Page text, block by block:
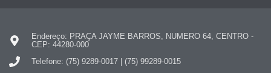
Endereço: PRAÇA JAYME BARROS, NUMERO 64, CENTRO -
CEP: 44280-000
Telefone: (75) 9289-0017 | (75) 99289-0015